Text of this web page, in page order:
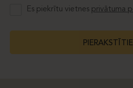
Es piekrītu vietnes privātuma